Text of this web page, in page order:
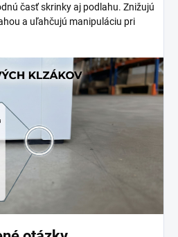
časť skrinky aj podlahu. Znižujú
a uľahčujú manipuláciu pri